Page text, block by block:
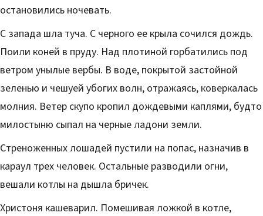
остановились ночевать.
С запада шла туча. С черного ее крыла сочился дождь.
Поили коней в пруду. Над плотиной горбатились под
ветром унылые вербы. В воде, покрытой застойной
зеленью и чешуей убогих волн, отражаясь, коверкалась
молния. Ветер скупо кропил дождевыми каплями, будто
милостыню сыпал на черные ладони земли.
Стреноженных лошадей пустили на попас, назначив в
караул трех человек. Остальные разводили огни,
вешали котлы на дышла бричек.
Христоня кашеварил. Помешивая ложкой в котле,